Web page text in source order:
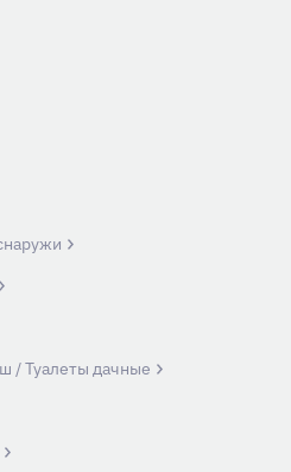
/ Туалеты дачные